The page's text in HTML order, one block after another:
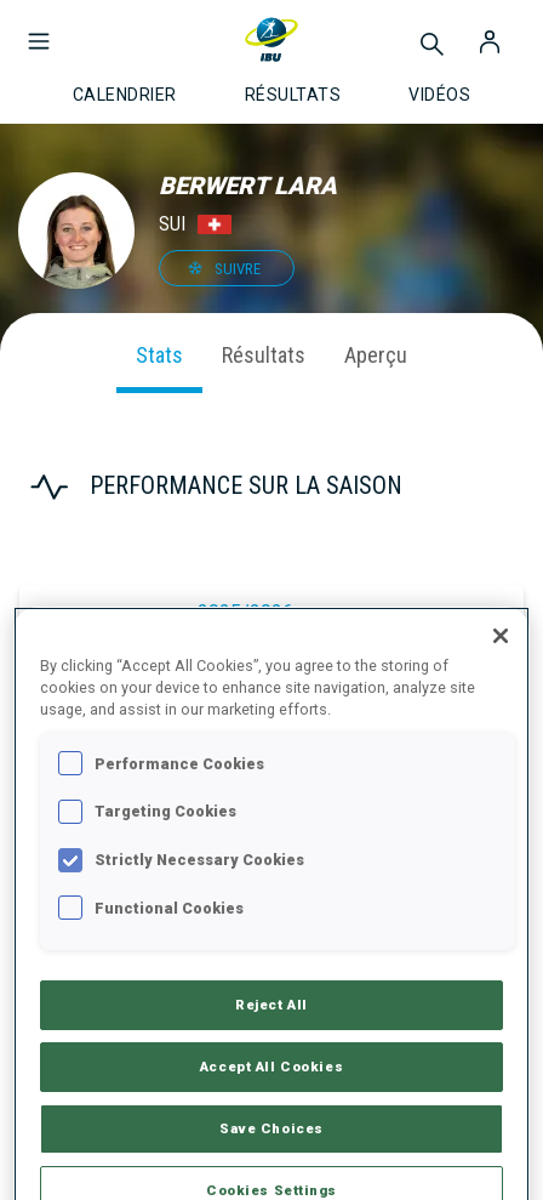
CALENDRIER RÉSULTATS VIDÉOS
BERWERT LARA
SUI
SUIVRE
Stats Résultats Aperçu
PERFORMANCE SUR LA SAISON
2025/2026
MOYENNE DE PERFORMANCE
RETARD SUR LE MEILLEUR CHRONO SKI
TIR COUCHÉ
TENDANCE DES PERFORMANCES
DONNÉES NON DISPONIBLES
By clicking “Accept All Cookies”, you agree to the storing of
cookies on your device to enhance site navigation, analyze site
usage, and assist in our marketing efforts.
Performance Cookies
Targeting Cookies
Strictly Necessary Cookies
Functional Cookies
Reject All
Accept All Cookies
Save Choices
Cookies Settings